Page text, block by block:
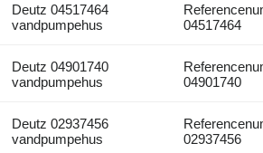
Deutz 04517464
vandpumpehus
04517464
Deutz 04901740
vandpumpehus
04901740
Deutz 02937456
vandpumpehus
02937456